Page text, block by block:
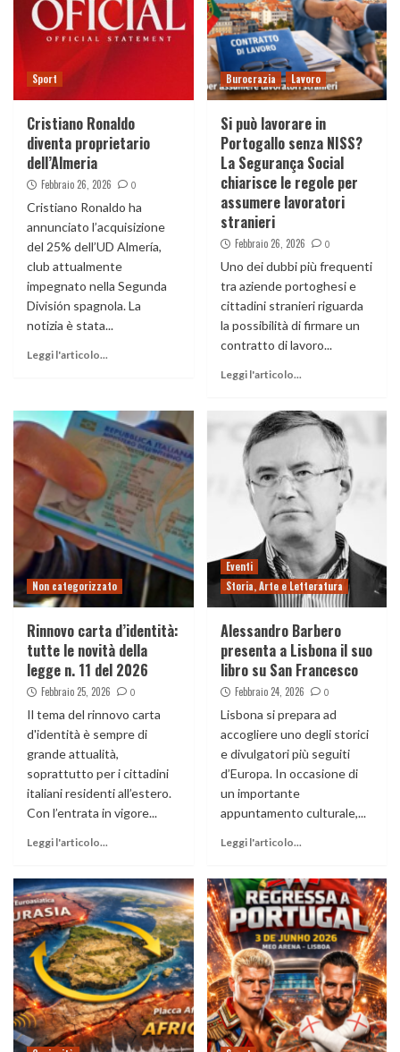
Sport
Cristiano Ronaldo
diventa proprietario
dell’Almeria
Febbraio 26, 2026 0
Cristiano Ronaldo ha
annunciato l’acquisizione
del 25% dell’UD Almería,
club attualmente
impegnato nella Segunda
División spagnola. La
notizia è stata...
Leggi l'articolo...
Burocrazia Lavoro
Si può lavorare in
Portogallo senza NISS?
La Segurança Social
chiarisce le regole per
assumere lavoratori
stranieri
Febbraio 26, 2026 0
Uno dei dubbi più frequenti
tra aziende portoghesi e
cittadini stranieri riguarda
la possibilità di firmare un
contratto di lavoro...
Leggi l'articolo...
Non categorizzato
Rinnovo carta d’identità:
tutte le novità della
legge n. 11 del 2026
Febbraio 25, 2026 0
Il tema del rinnovo carta
d'identità è sempre di
grande attualità,
soprattutto per i cittadini
italiani residenti all’estero.
Con l’entrata in vigore...
Leggi l'articolo...
Eventi
Storia, Arte e Letteratura
Alessandro Barbero
presenta a Lisbona il suo
libro su San Francesco
Febbraio 24, 2026 0
Lisbona si prepara ad
accogliere uno degli storici
e divulgatori più seguiti
d’Europa. In occasione di
un importante
appuntamento culturale,...
Leggi l'articolo...